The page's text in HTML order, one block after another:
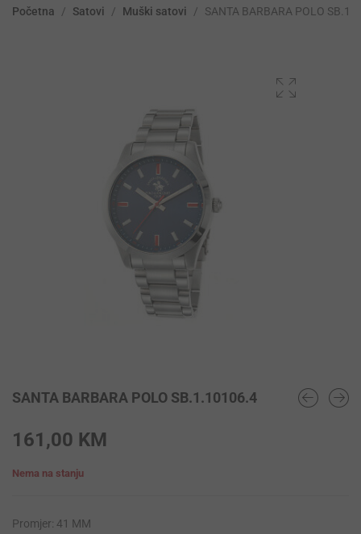
Početna / Satovi / Muški satovi / SANTA BARBARA POLO
SANTA BARBARA POLO SB.1.10106.4
161,00 KM
Nema na stanju
Promjer: 41 MM